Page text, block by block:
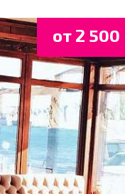
от 2 500